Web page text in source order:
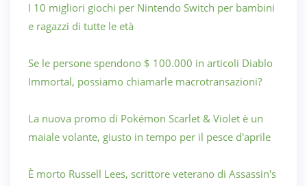
I 10 migliori giochi per Nintendo Switch per bambini
e ragazzi di tutte le età
Se le persone spendono $ 100.000 in articoli Diablo
Immortal, possiamo chiamarle macrotransazioni?
La nuova promo di Pokémon Scarlet & Violet è un
maiale volante, giusto in tempo per il pesce d'aprile
È morto Russell Lees, scrittore veterano di Assassin's